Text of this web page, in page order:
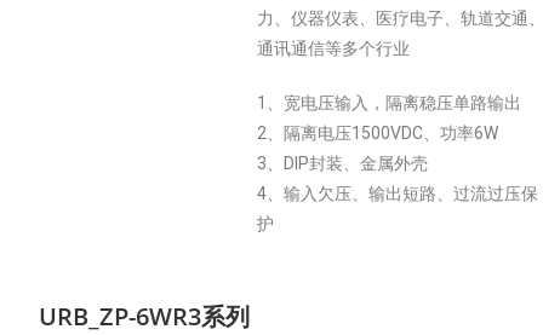
力、仪器仪表、医疗电子、轨道交通
通讯通信等多个行业
1、宽电压输入，隔离稳压单路输出
2、隔离电压1500VDC、功率6W
3、DIP封装、金属外壳
4、输入欠压、输出短路、过流过压保
护
URB_ZP-6WR3系列